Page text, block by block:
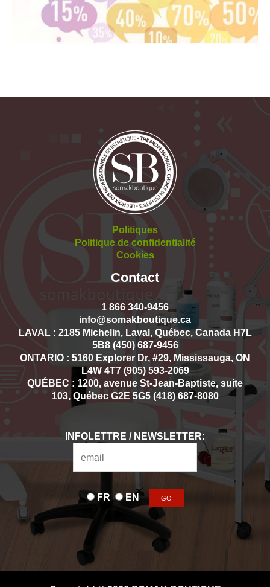
Politiques
Politique de confidentialité
Cookies
Contact
1 866 340-9456
info@somakboutique.ca
LAVAL : 2185 Michelin, Laval, Québec, Canada H7L
5B8 (450) 687-9456
ONTARIO : 5160 Explorer Dr, #29, Mississauga, ON
L4W 4T7 (905) 593-2069
QUÉBEC : 1200, avenue St-Jean-Baptiste, suite
103, Québec G2E 5G5 (418) 687-8080
INFOLETTRE / NEWSLETTER:
FR EN